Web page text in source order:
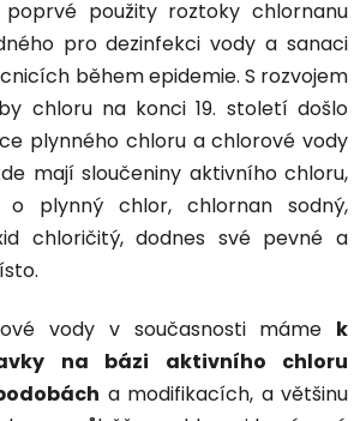
použity roztoky chlornanu
pro dezinfekci vody a sanaci
během epidemie. S rozvojem
chloru na konci 19. století došlo
plynného chloru a chlorové vody
mají sloučeniny aktivního chloru,
plynný chlor, chlornan sodný,
chloričitý, dodnes své pevné a
vody v současnosti máme k
na bázi aktivního chloru
a modifikacích, a většinu